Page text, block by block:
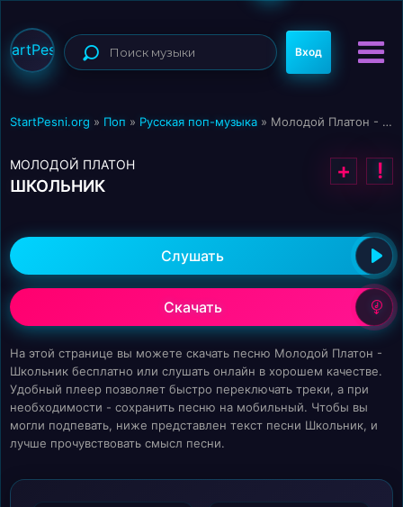
Вход
StartPesni.org » Поп » Русская поп-музыка » Молодой Платон - Школьник
МОЛОДОЙ ПЛАТОН
ШКОЛЬНИК
+ !
Слушать
Скачать
На этой странице вы можете скачать песню Молодой Платон -
Школьник бесплатно или слушать онлайн в хорошем качестве.
Удобный плеер позволяет быстро переключать треки, а при
необходимости - сохранить песню на мобильный. Чтобы вы
могли подпевать, ниже представлен текст песни Школьник, и
лучше прочувствовать смысл песни.